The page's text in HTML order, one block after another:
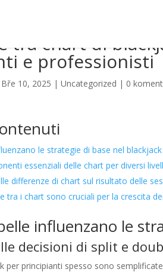
tra chart di
e professionisti
Bře 10, 2025 |Uncategorized | 0
le strategie di base nel blackjack
essenziali delle chart per diversi
differenze di chart sul risultato delle
tra i chart sono cruciali per la crescita
influenzano le
decisioni di split e
per principianti spesso sono